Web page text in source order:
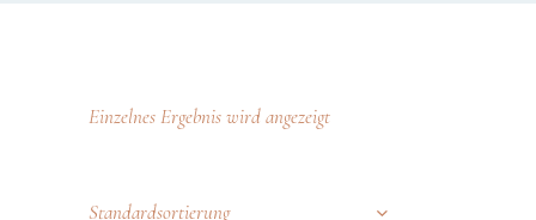
Einzelnes Ergebnis wird angezeigt
Standardsortierung